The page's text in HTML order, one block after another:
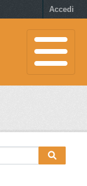
Accedi